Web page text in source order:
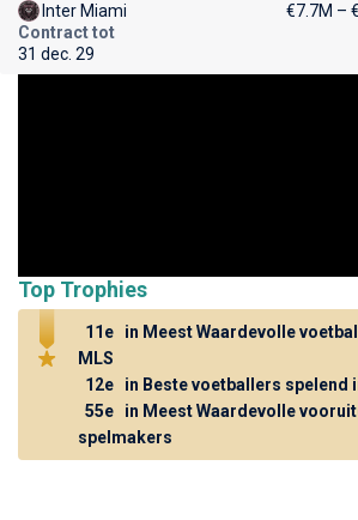
Inter Miami
€7.7M –
Contract tot
31 dec. 29
Top Trophies
11e
in Meest Waardevolle
MLS
12e
in Beste voetballers spelend
55e
in Meest Waardevolle
spelmakers